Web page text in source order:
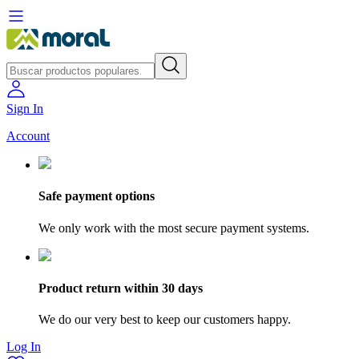
Sign In
Account
Safe payment options
We only work with the most secure payment systems.
Product return within 30 days
We do our very best to keep our customers happy.
Log In